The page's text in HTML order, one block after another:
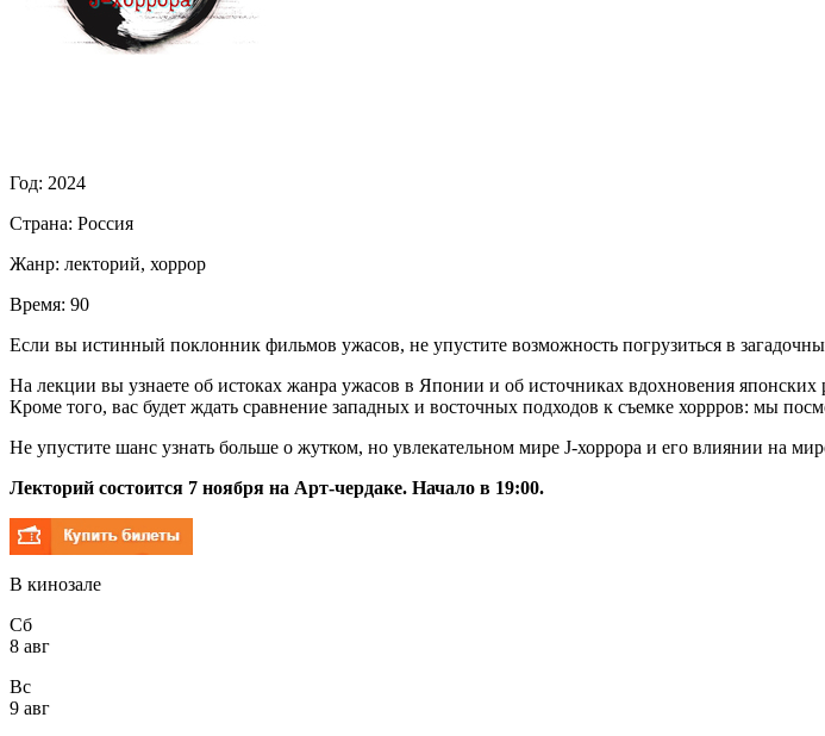
Год: 2024
Страна: Россия
Жанр: лекторий, хоррор
Время: 90
Если вы истинный поклонник фильмов ужасов, не упустите возможность погрузиться в
На лекции вы узнаете об истоках жанра ужасов в Японии и об источниках вдохновения
Кроме того, вас будет ждать сравнение западных и восточных подходов к съемке хоррров: мы
Не упустите шанс узнать больше о жутком, но увлекательном мире J-хоррора и его влиянии на
Лекторий состоится 7 ноября на Арт-чердаке. Начало в 19:00.
В кинозале
Сб
8 авг
Вс
9 авг